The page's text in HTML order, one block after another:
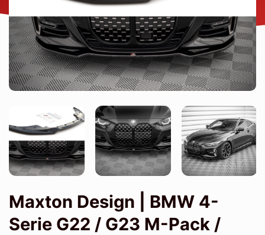
Maxton Design | BMW 4-
Serie G22 / G23 M-Pack /